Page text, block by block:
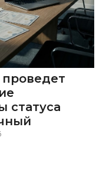
проведет
статуса